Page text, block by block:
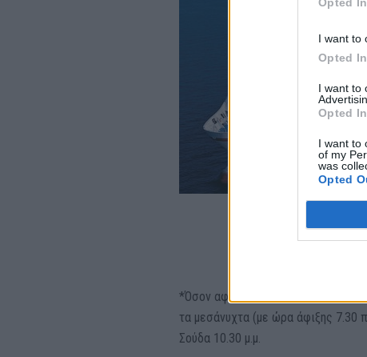
I want to
Opted In
I want to
Opted In
I want to
of my
was
Opted
*Όσον αφορά το δρομολόγιο των
τα μεσάνυχτα (με ώρα άφιξης 7.30
Σούδα 10.30 μ.μ.